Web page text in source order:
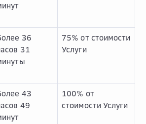
36
31
75% от стоимости
Услуги
43
49
100% от
стоимости Услуги